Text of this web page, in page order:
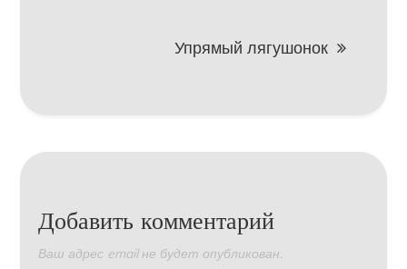
Упрямый лягушонок
Добавить комментарий
Ваш адрес email не будет опубликован.